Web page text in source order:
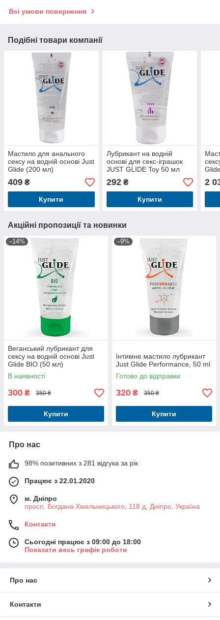
Всі умови повернення
Подібні товари компанії
Мастило для анального
сексу на водній основі Just
Glide (200 мл)
409 ₴
Купити
Лубрикант на водній
основі для секс-іграшок
JUST GLIDE Toy 50 мл
292₴
Купити
2
Акційні пропозиції та новинки
–14%
Веганський лубрикант для
сексу на водній основі Just
Glide BIO (50 мл)
В наявності
300 ₴ 350 ₴
Купити
–9%
Інтимне мастило лубрикант
Just Glide Performance, 50 ml
Готово до відправки
320 ₴ 350 ₴
Купити
Про нас
98% позитивних з 281 відгука за рік
Працює з 22.01.2020
м. Дніпро
просп. Богдана Хмельницького, 118 д, Дніпро, Україна
Контакти
Сьогодні працює з 09:00 до 18:00
Показати весь графік роботи
Про нас
Контакти